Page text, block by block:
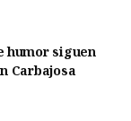
humor siguen
Carbajosa